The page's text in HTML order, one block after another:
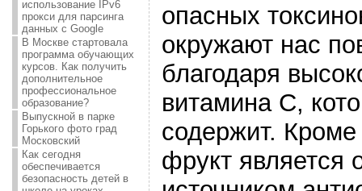
использование IPv6
прокси для парсинга
данных с Google
В Москве стартовала
программа обучающих
курсов. Как получить
дополнительное
профессиональное
образование?
Выпускной в парке
Горького фото град
Московский
Как сегодня
обеспечивается
безопасность детей в
опасных
окружают нас
благодаря
витамина С,
содержит. Кроме
фрукт является